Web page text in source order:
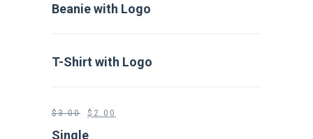
Beanie with Logo
T-Shirt with Logo
$3.00 $ 2.00
Single